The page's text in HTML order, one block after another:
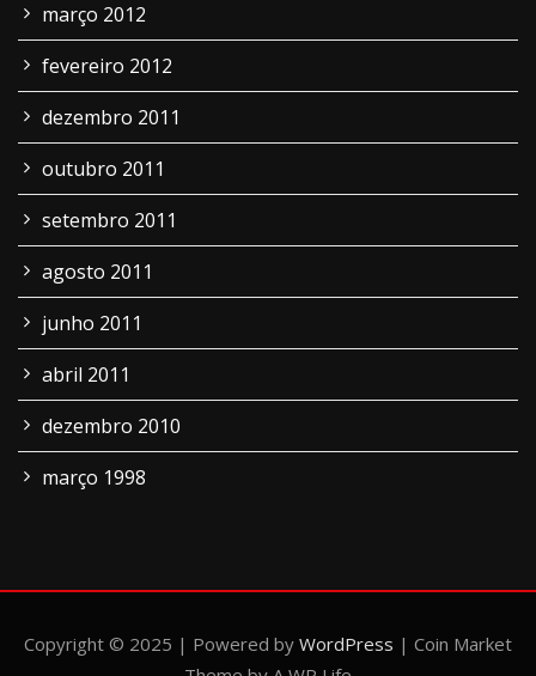
março 2012
fevereiro 2012
dezembro 2011
outubro 2011
setembro 2011
agosto 2011
junho 2011
abril 2011
dezembro 2010
março 1998
Copyright © 2025 | Powered by WordPress | Coin Market